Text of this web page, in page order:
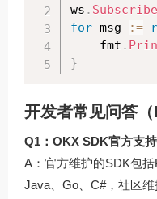
ws . Subscribe
for msg :=
    fmt
.
}
开发者常见问答（
Q1：OKX SDK官方支
A：官方维护的SDK包括
Java、Go、C#，社区